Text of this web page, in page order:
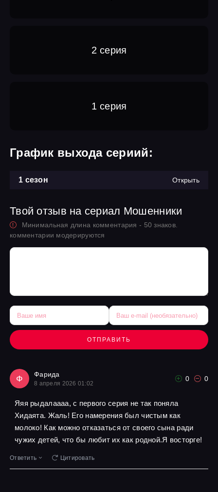
2 серия
1 серия
График выхода сериий:
1 сезон Открыть
Твой отзыв на сериал Мошенники
Минимальная длина комментария - 50 знаков.
комментарии модерируются
ОТПРАВИТЬ
Ф Фарида
8 апреля 2026 01:02
0 0
Яяя рыдалаааа, с первого серия не так поняла
Хидаята. Жаль! Его намерения был чистым как
молоко! Как можно отказаться от своего сына ради
чужих детей, что бы любит их как родной.Я восторге!
Ответить Цитировать